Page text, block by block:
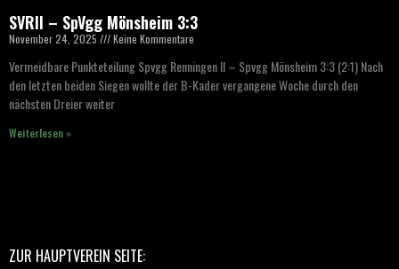
SVRII – SpVgg Mönsheim 3:3
November 24, 2025 Keine Kommentare
Vermeidbare Punkteteilung Spvgg Renningen II – Spvgg Mönsheim 3:3 (2:1) Nach
den letzten beiden Siegen wollte der B-Kader vergangene Woche durch den
nächsten Dreier weiter
Weiterlesen »
ZUR HAUPTVEREIN SEITE: